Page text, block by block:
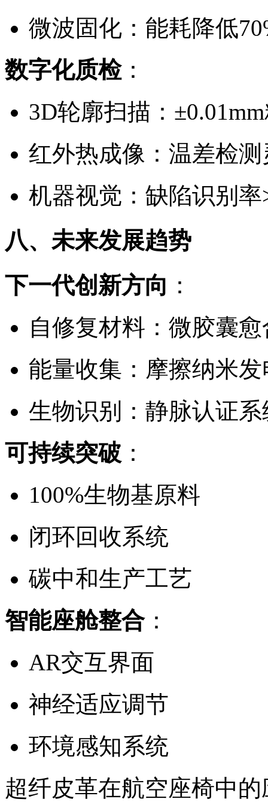
微波固化：能耗降低
数字化质检：
3D轮廓扫描：
红外热成像：温差检
机器视觉：缺陷识别率
八、未来发展趋势
下一代创新方向 ：
自修复材料：微胶囊
能量收集：摩擦纳米发
生物识别：静脉认证系
可持续突破 ：
100%生物基原料
闭环回收系统
碳中和生产工艺
智能座舱整合：
AR交互界面
神经适应调节
环境感知系统
超纤皮革在航空座椅中